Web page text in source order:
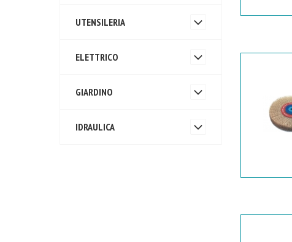
UTENSILERIA
ELETTRICO
GIARDINO
IDRAULICA